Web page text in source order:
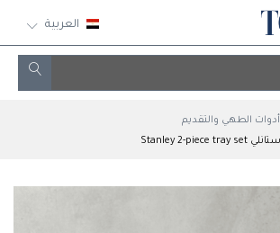
العربية
أدوات الطهي والتقديم